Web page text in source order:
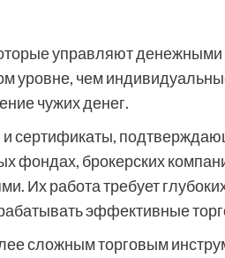
управляют денежными
уровне, чем
чужих денег.
сертификаты,
фондах, брокерских
Их работа требует
эффективные
сложным торговым